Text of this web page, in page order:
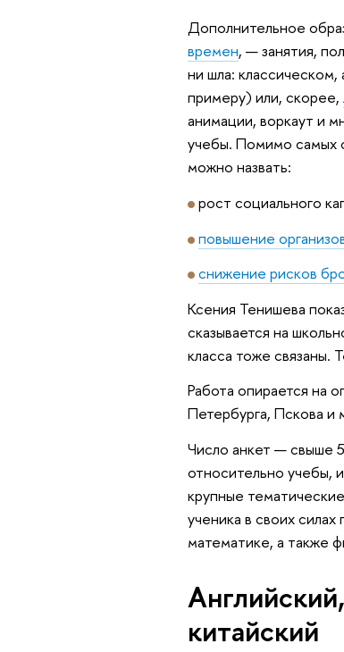
Дополнительное
времен, — занятия,
ни шла:
примеру) или, скорее,
анимации, воркаут и
учебы. Помимо самых
можно назвать:
рост социального
повышение
снижение рисков
Ксения Тенишева
сказывается на
класса тоже связаны.
Работа опирается на
Петербурга, Пскова и
Число анкет — свыше
относительно учебы,
крупные
ученика в своих
математике, а также
китайский